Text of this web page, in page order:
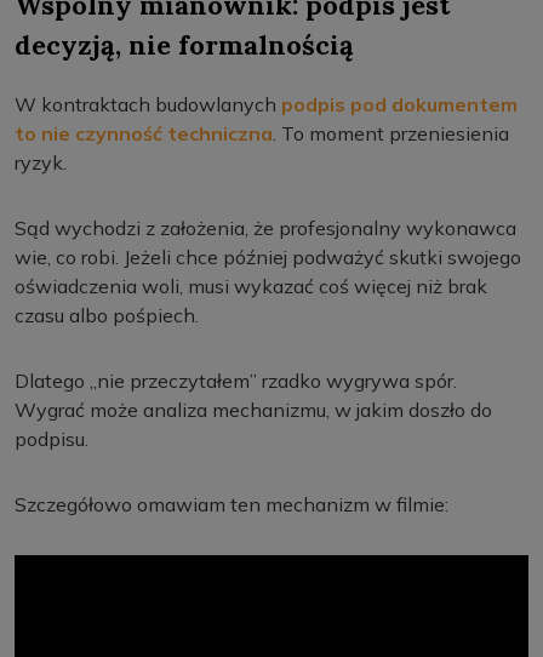
decyzją, nie formalnością
W kontraktach budowlanych podpis pod dokumentem
to nie czynność techniczna. To moment przeniesienia
ryzyk.
Sąd wychodzi z założenia, że profesjonalny wykonawca
wie, co robi. Jeżeli chce później podważyć skutki swojego
oświadczenia woli, musi wykazać coś więcej niż brak
czasu albo pośpiech.
Dlatego „nie przeczytałem” rzadko wygrywa spór.
Wygrać może analiza mechanizmu, w jakim doszło do
podpisu.
Szczegółowo omawiam ten mechanizm w filmie: